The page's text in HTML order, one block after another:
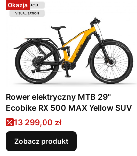
Okazja
Rower elektryczny MTB 29"
Ecobike RX 500 MAX Yellow SUV
Cena promocyjna
13 299,00 zł
Zobacz produkt